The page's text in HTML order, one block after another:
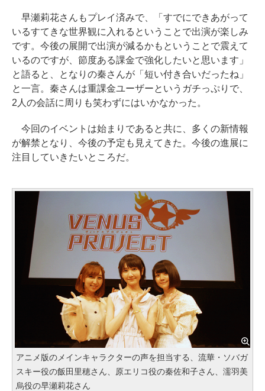
早瀬莉花さんもプレイ済みで、「すでにできあがって
いるすてきな世界観に入れるということで出演が楽しみ
です。今後の展開で出演が減るかもということで震えて
いるのですが、節度ある課金で強化したいと思います」
と語ると、となりの秦さんが「短い付き合いだったね」
と一言。秦さんは重課金ユーザーというガチっぷりで、
2人の会話に周りも笑わずにはいかなかった。
今回のイベントは始まりであると共に、多くの新情報
が解禁となり、今後の予定も見えてきた。今後の進展に
注目していきたいところだ。
アニメ版のメインキャラクターの声を担当する、流華・ソバガ
スキー役の飯田里穂さん、原エリコ役の秦佐和子さん、濡羽美
烏役の早瀬莉花さん